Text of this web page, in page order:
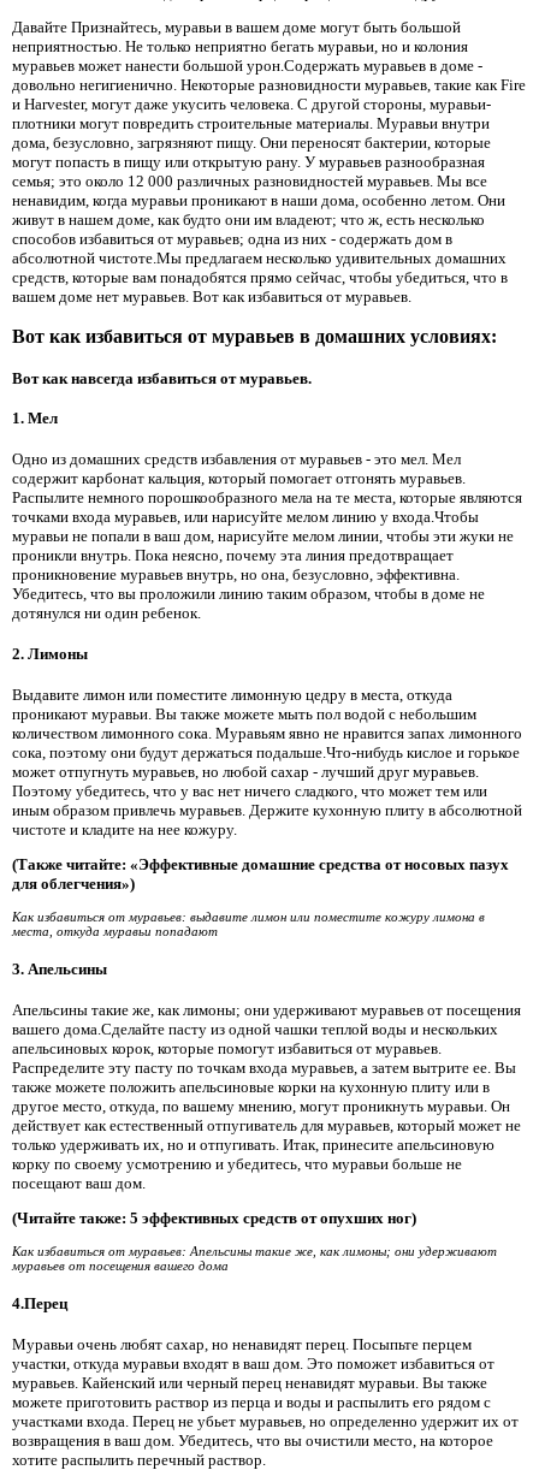
Давайте Признайтесь, муравьи в вашем доме могут быть большой
неприятностью. Не только неприятно бегать муравьи, но и колония
муравьев может нанести большой урон.Содержать муравьев в доме -
довольно негигиенично. Некоторые разновидности муравьев, такие как Fire
и Harvester, могут даже укусить человека. С другой стороны, муравьи-
плотники могут повредить строительные материалы. Муравьи внутри
дома, безусловно, загрязняют пищу. Они переносят бактерии, которые
могут попасть в пищу или открытую рану. У муравьев разнообразная
семья; это около 12 000 различных разновидностей муравьев. Мы все
ненавидим, когда муравьи проникают в наши дома, особенно летом. Они
живут в нашем доме, как будто они им владеют; что ж, есть несколько
способов избавиться от муравьев; одна из них - содержать дом в
абсолютной чистоте.Мы предлагаем несколько удивительных домашних
средств, которые вам понадобятся прямо сейчас, чтобы убедиться, что в
вашем доме нет муравьев. Вот как избавиться от муравьев.
Вот как избавиться от муравьев в домашних условиях:
Вот как навсегда избавиться от муравьев.
1. Мел
Одно из домашних средств избавления от муравьев - это мел. Мел
содержит карбонат кальция, который помогает отгонять муравьев.
Распылите немного порошкообразного мела на те места, которые являются
точками входа муравьев, или нарисуйте мелом линию у входа.Чтобы
муравьи не попали в ваш дом, нарисуйте мелом линии, чтобы эти жуки не
проникли внутрь. Пока неясно, почему эта линия предотвращает
проникновение муравьев внутрь, но она, безусловно, эффективна.
Убедитесь, что вы проложили линию таким образом, чтобы в доме не
дотянулся ни один ребенок.
2. Лимоны
Выдавите лимон или поместите лимонную цедру в места, откуда
проникают муравьи. Вы также можете мыть пол водой с небольшим
количеством лимонного сока. Муравьям явно не нравится запах лимонного
сока, поэтому они будут держаться подальше.Что-нибудь кислое и горькое
может отпугнуть муравьев, но любой сахар - лучший друг муравьев.
Поэтому убедитесь, что у вас нет ничего сладкого, что может тем или
иным образом привлечь муравьев. Держите кухонную плиту в абсолютной
чистоте и кладите на нее кожуру.
(Также читайте: «Эффективные домашние средства от носовых пазух
для облегчения»)
Как избавиться от муравьев: выдавите лимон или поместите кожуру лимона в
места, откуда муравьи попадают
3. Апельсины
Апельсины такие же, как лимоны; они удерживают муравьев от посещения
вашего дома.Сделайте пасту из одной чашки теплой воды и нескольких
апельсиновых корок, которые помогут избавиться от муравьев.
Распределите эту пасту по точкам входа муравьев, а затем вытрите ее. Вы
также можете положить апельсиновые корки на кухонную плиту или в
другое место, откуда, по вашему мнению, могут проникнуть муравьи. Он
действует как естественный отпугиватель для муравьев, который может не
только удерживать их, но и отпугивать. Итак, принесите апельсиновую
корку по своему усмотрению и убедитесь, что муравьи больше не
посещают ваш дом.
(Читайте также: 5 эффективных средств от опухших ног)
Как избавиться от муравьев: Апельсины такие же, как лимоны; они удерживают
муравьев от посещения вашего дома
4.Перец
Муравьи очень любят сахар, но ненавидят перец. Посыпьте перцем
участки, откуда муравьи входят в ваш дом. Это поможет избавиться от
муравьев. Кайенский или черный перец ненавидят муравьи. Вы также
можете приготовить раствор из перца и воды и распылить его рядом с
участками входа. Перец не убьет муравьев, но определенно удержит их от
возвращения в ваш дом. Убедитесь, что вы очистили место, на которое
хотите распылить перечный раствор.